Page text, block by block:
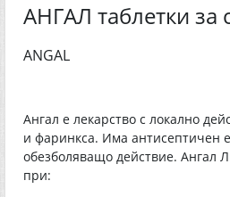
АНГАЛ таблетки за
ANGAL
Ангал е лекарство с локално
и фаринкса. Има антисептичен
обезболяващо действие. Ангал
при: